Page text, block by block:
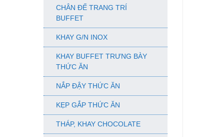
CHÂN ĐẾ TRANG TRÍ
BUFFET
KHAY G/N INOX
KHAY BUFFET TRƯNG BÀY
THỨC ĂN
NẮP ĐẬY THỨC ĂN
KẸP GẮP THỨC ĂN
THÁP, KHAY CHOCOLATE